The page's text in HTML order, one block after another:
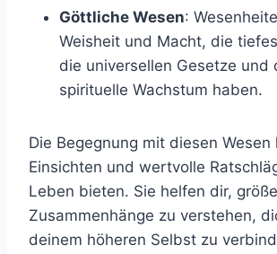
Göttliche Wesen:
Weisheit und Macht, die
die universellen Gesetze und
spirituelle Wachstum haben.
Die Begegnung mit diesen
Einsichten und wertvolle
Leben bieten. Sie helfen dir,
Zusammenhänge zu verstehen,
deinem höheren Selbst zu